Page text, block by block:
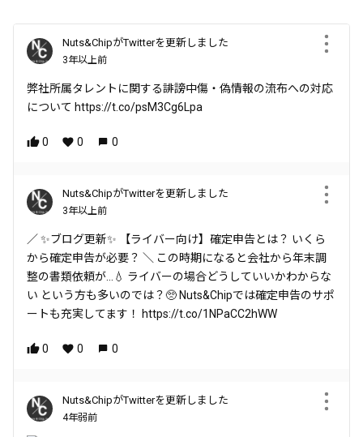
Nuts&ChipがTwitterを更新しました
3年以上前
弊社所属タレントに関する誹謗中傷・偽情報の流布への対応
について https://t.co/psM3Cg6Lpa
0 0 0
Nuts&ChipがTwitterを更新しました
3年以上前
／ ✨ブログ更新✨ 【ライバー向け】確定申告とは？ いくら
から確定申告が必要？ ＼ この時期になると会社から年末調
整の書類依頼が…💧 ライバーの場合どうしていいかわからな
い という方も多いのでは？🥺 Nuts&Chipでは確定申告のサポ
ートも充実してます！ https://t.co/1NPaCC2hWW
0 0 0
Nuts&ChipがTwitterを更新しました
4年弱前